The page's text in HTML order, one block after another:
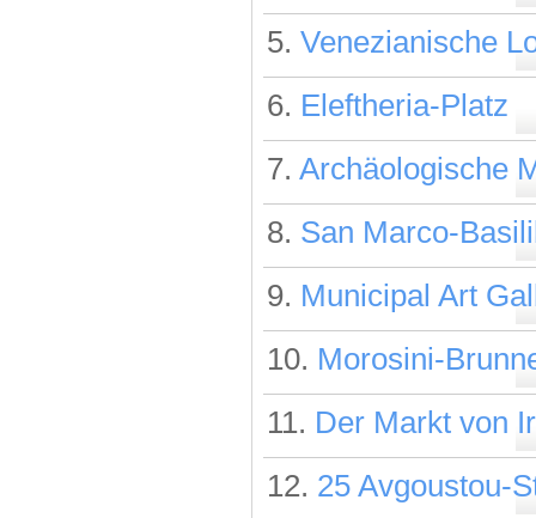
5. Venezianische
6. Eleftheria-Platz
7. Archäologische
8. San Marco-
9. Municipal Art
10. Morosini-
11. Der Markt von
12. 25 Avgoustou-